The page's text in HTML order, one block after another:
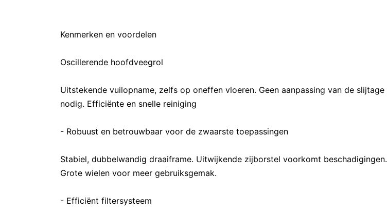
Kenmerken en voordelen
Oscillerende hoofdveegrol
Uitstekende vuilopname, zelfs op oneffen vloeren. Geen aanpassing van de slijtage
nodig. Efficiënte en snelle reiniging
- Robuust en betrouwbaar voor de zwaarste toepassingen
Stabiel, dubbelwandig draaiframe. Uitwijkende zijborstel voorkomt beschadigingen.
Grote wielen voor meer gebruiksgemak.
- Efficiënt filtersysteem